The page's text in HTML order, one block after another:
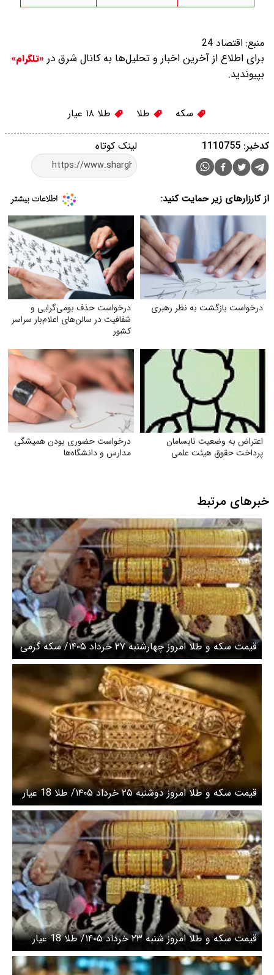
منبع: اقتصاد 24
برای اطلاع از آخرین اخبار و تحلیل‌ها به کانال شرق در «تلگرام»
بپیوندید.
سکه طلا طلا ۱۸ عیار
لینک کوتاه کدخبر: 1110755
از کارزارهای زیر حمایت کنید:
درخواست بازگشت به نظر رهبری
درخواست حذف بومی‌گرایی و
شفافیت در سالن‌های اعلام‌بار سراسر
کشور
اعتراض به وضعیت نابسامان
پرداخت حقوق هیئت علمی
درخواست حضوری بودن همیشگی
مدارس و دانشگاه‌ها
خبرهای مرتبط
قیمت سکه و طلا امروز چهارشنبه ۲۷ خرداد ۱۴۰۵/ سکه گرمی
امروز چند؟ + جدول
قیمت سکه و طلا امروز دوشنبه ۲۵ خرداد ۱۴۰۵/ طلا 18 عیار
امروز چند؟ + جدول
قیمت سکه و طلا امروز شنبه ۲۳ خرداد ۱۴۰۵/ طلا 18 عیار
امروز چند؟ + جدول